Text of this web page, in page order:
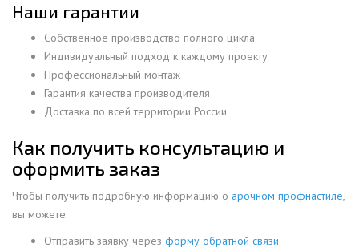
Наши гарантии
Собственное производство полного цикла
Индивидуальный подход к каждому проекту
Профессиональный монтаж
Гарантия качества производителя
Доставка по всей территории России
Как получить консультацию и
оформить заказ
Чтобы получить подробную информацию о арочном профнастиле,
вы можете:
Отправить заявку через форму обратной связи